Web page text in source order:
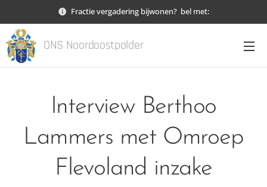
Fractie vergadering bijwonen? bel met:
ONS Noordoostpolder
Interview Berthoo
Lammers met Omroep
Flevoland inzake